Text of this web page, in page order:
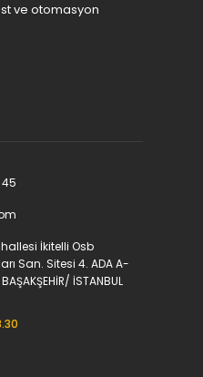
ve otomasyon
45
İkitelli Osb
San. Sitesi 4. ADA A-
İSTANBUL